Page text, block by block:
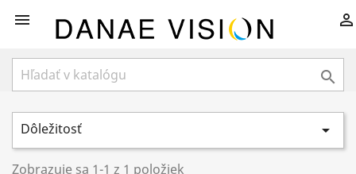
 

Dôležitosť 
Zobrazuje sa 1-1 z 1 položiek